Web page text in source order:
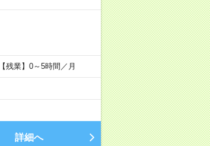
残業】0～5時間／月
詳細へ